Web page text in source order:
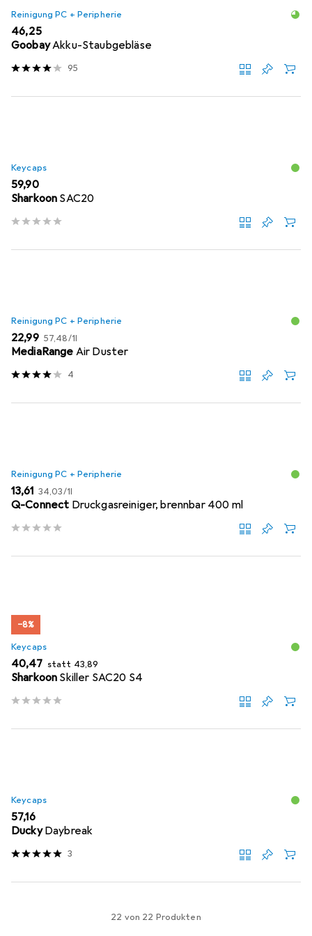
Reinigung PC + Peripherie
EUR
46,25
GoobayAkku-Staubgebläse
95
Keycaps
EUR
59,90
Sharkoon SAC20
Reinigung PC + Peripherie
EUR
22,99 EUR
57,48/1l
MediaRange Air Duster
4
Reinigung PC + Peripherie
EUR
13,61 EUR
34,03/1l
Q-Connect Druckgasreiniger, brennbar 400 ml
−8%
Keycaps
EUR
40,47 statt EUR
43,89
Sharkoon Skiller SAC20 S4
Keycaps
EUR
57,16
Ducky Daybreak
3
22 von 22 Produkten